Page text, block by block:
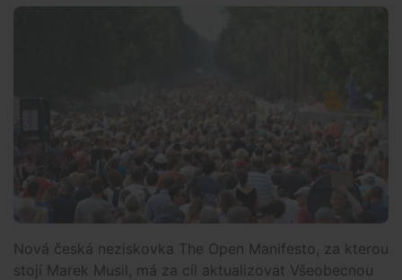
Nová česká neziskovka The Open Manifesto, za kterou
stojí Marek Musil, má za cíl aktualizovat Všeobecnou